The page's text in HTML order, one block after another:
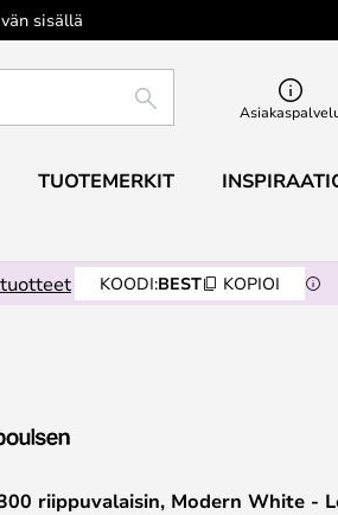
sisällä
ETSI
TUOTEMERKIT
KOODI:BEST KOPIOI
riippuvalaisin, Modern White -